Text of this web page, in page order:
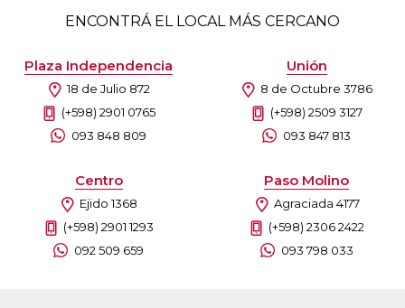
ENCONTRÁ EL LOCAL MÁS CERCANO
Plaza Independencia
18 de Julio 872
(+598) 2901 0765
093 848 809
Unión
8 de Octubre 3786
(+598) 2509 3127
093 847 813
Centro
Ejido 1368
(+598) 2901 1293
092 509 659
Paso Molino
Agraciada 4177
(+598) 2306 2422
093 798 033